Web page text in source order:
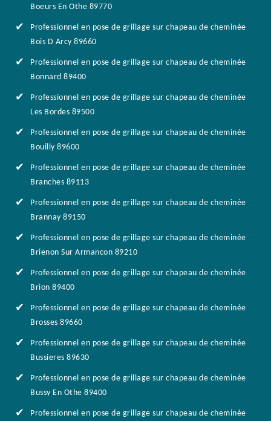
Boeurs En Othe 89770
Professionnel en pose de grillage sur chapeau de cheminée
Bois D Arcy 89660
Professionnel en pose de grillage sur chapeau de cheminée
Bonnard 89400
Professionnel en pose de grillage sur chapeau de cheminée
Les Bordes 89500
Professionnel en pose de grillage sur chapeau de cheminée
Bouilly 89600
Professionnel en pose de grillage sur chapeau de cheminée
Branches 89113
Professionnel en pose de grillage sur chapeau de cheminée
Brannay 89150
Professionnel en pose de grillage sur chapeau de cheminée
Brienon Sur Armancon 89210
Professionnel en pose de grillage sur chapeau de cheminée
Brion 89400
Professionnel en pose de grillage sur chapeau de cheminée
Brosses 89660
Professionnel en pose de grillage sur chapeau de cheminée
Bussieres 89630
Professionnel en pose de grillage sur chapeau de cheminée
Bussy En Othe 89400
Professionnel en pose de grillage sur chapeau de cheminée